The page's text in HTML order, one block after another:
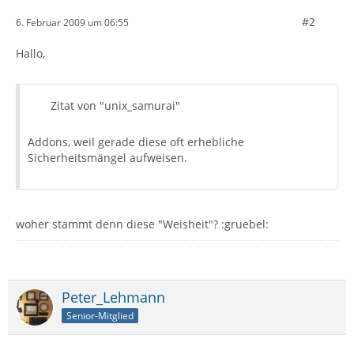
6. Februar 2009 um 06:55 #2
Hallo,
Zitat von "unix_samurai"
Addons, weil gerade diese oft erhebliche
Sicherheitsmängel aufweisen.
woher stammt denn diese "Weisheit"? :gruebel:
Peter_Lehmann
Senior-Mitglied